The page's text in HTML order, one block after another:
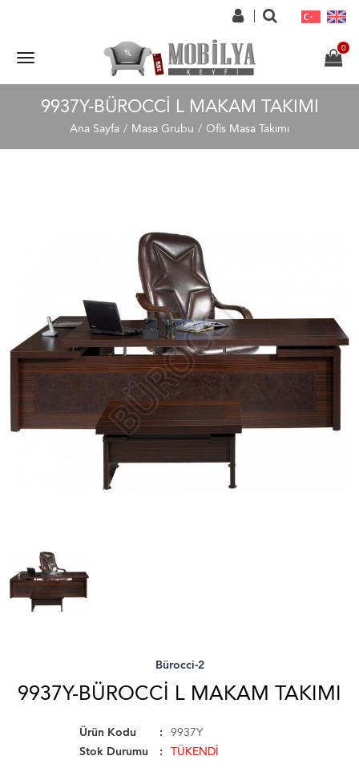
9937Y-BÜROCCI L MAKAM TAKIMI
Ana Sayfa Masa Grubu Ofis Masa Takımı
Bürocci-2
9937Y-BÜROCCI L MAKAM TAKIMI
Ürün Kodu
9937Y
Stok Durumu
TÜKENDİ